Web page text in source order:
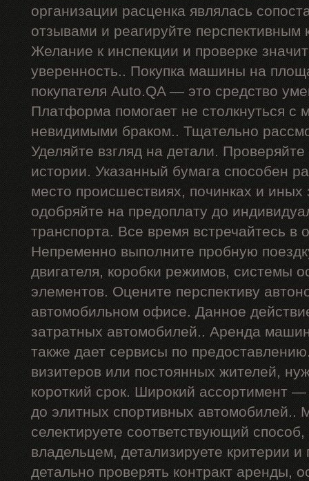
организации расценка являлась
отзывами и реагируйте перспективным
Желание к инспекции и проверке
уверенность.. Покупка машины на
покупателя Auto.QA — это средство
Платформа помогает не столкнуться с
невидимыми браком.. Тщательно
Уделяйте взгляд на детали.
истории. Указанный бумага способен
место происшествиях, починках и
одобряйте на предоплату до
транспорта. Все время встречайтесь в
Непременно выполните пробную
двигателя, коробки режимов, системы
элементов. Оцените перспективу
автомобильном офисе. Данное
затратных автомобилей.. Аренда
также дает сервисы по
визитеров или постоянных жителей,
короткий срок. Широкий ассортимент
до элитных спортивных автомобилей..
селектируете соответствующий
владельцем, детализируете критерии
детально проверять контракт аренды,